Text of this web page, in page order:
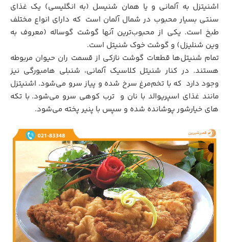
اشنیتزل به آلمانی و یا همان شنیسل (به انگلیسی) یک غذای
سنتی بسیار محبوب در شمال آلمان است که دارای انواع مختلف
طبخ است. یکی از محبوب‌ترین آنها گوشت گوساله (معروف به
وین شنلیزل) و گوشت خوک شنیتل است.
تمام شنیتل‌ها قطعات گوشت نازکی از قسمت ران حیوان مربوطه
هستند. در کنار شنیتل کلاسیک آلمانی، شنبلی هامبورگی نیز
وجود دارد که با تخم‌مرغ سرخ شده و پیاز سرو می‌شود. اشنیتزل
مانند غذای اسپریوالد با نان و ترب کوهی سرو می‌شود. با تکه
های خیارشور پوشانده شده و سپس با پنیر پخته می‌شود.